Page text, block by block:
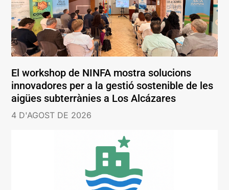
El workshop de NINFA mostra solucions
innovadores per a la gestió sostenible de les
aigües subterrànies a Los Alcázares
4 D'AGOST DE 2026